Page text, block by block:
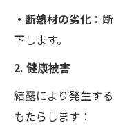
・断熱材の劣化：
下します。
2. 健康被害
結露により発生す
もたらします：